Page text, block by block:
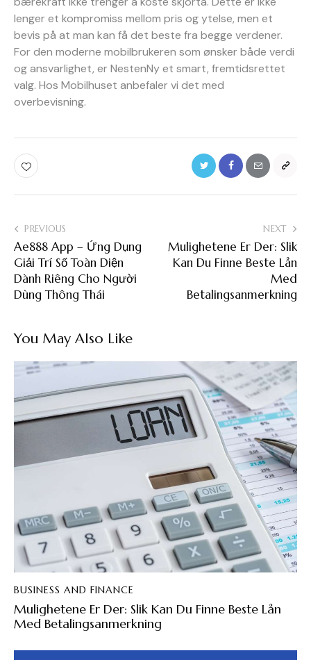
lenger et kompromiss mellom pris og ytelse, men et
bevis på at man kan få det beste fra begge verdener.
For den moderne mobilbrukeren som ønsker både verdi
og ansvarlighet, er NestenNy et smart, fremtidsrettet
valg. Hos Mobilhuset anbefaler vi det med
overbevisning.
Post
navigation
PREVIOUS
Ae888 App – Ứng Dụng
Giải Trí Số Toàn Diện
Dành Riêng Cho Người
Dùng Thông Thái
NEXT
Mulighetene Er Der: Slik
Kan Du Finne Beste Lån
Med
Betalingsanmerkning
You May Also Like
BUSINESS AND FINANCE
Mulighetene Er Der: Slik Kan Du Finne Beste Lån
Med Betalingsanmerkning